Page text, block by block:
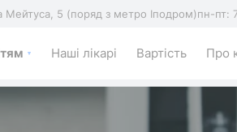
Мейтуса, 5 (поряд з метро Іподром)пн-пт:
Наші лікарі Вартість Про